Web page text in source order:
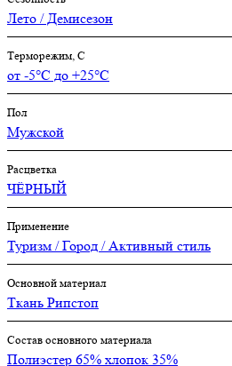
Лето / Демисезон
Терморежим, C
от -5°С до +25°С
Пол
Мужской
Расцветка
ЧЁРНЫЙ
Применение
Туризм / Город / Активный стиль
Основной материал
Ткань Рипстоп
Состав основного материала
Полиэстер 65% хлопок 35%